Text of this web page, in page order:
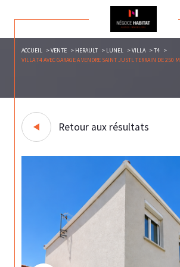
ACCUEIL VENTE HERAULT LUNEL VILLA
T4
VILLA T4 AVEC GARAGE A VENDRE SAINT JUSTL TERRAIN DE 250 M
Retour aux résultats